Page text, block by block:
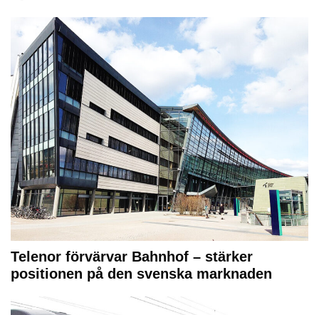
Telenor förvärvar Bahnhof – stärker
positionen på den svenska marknaden